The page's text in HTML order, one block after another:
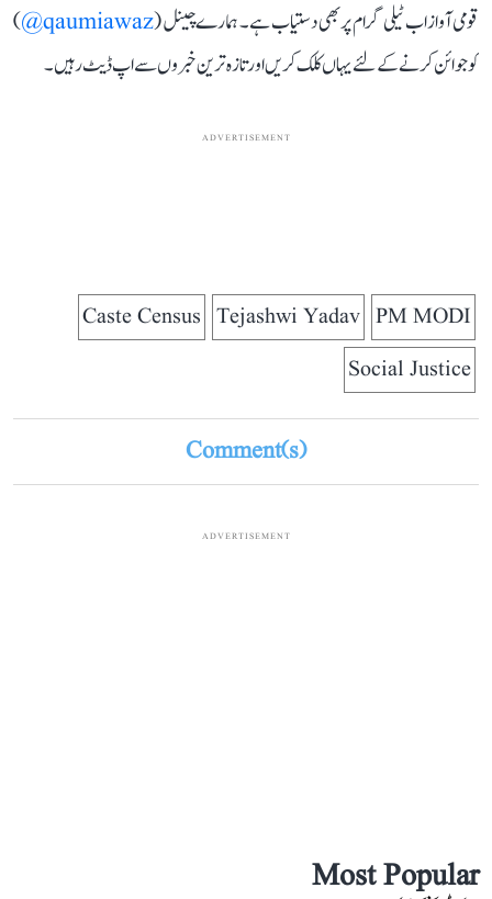
قومی آواز اب ٹیلی گرام پر بھی دستیاب ہے۔ ہمارے چینل (qaumiawaz@
)
کو جوائن کرنے کے لئے یہاں کلک کریں اور تازہ ترین خبروں سے اپ ڈیٹ رہیں۔
ADVERTISEMENT
PM MODI
Tejashwi Yadav
Caste Census
Social Justice
Comment(s)
ADVERTISEMENT
Most Popular